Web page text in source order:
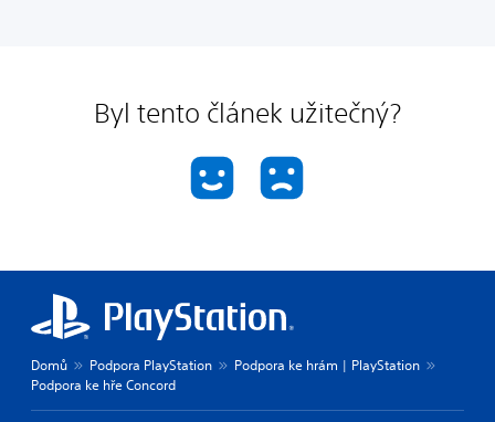
Byl tento článek užitečný?
Domů Podpora PlayStation
Podpora ke hrám | PlayStation
Podpora ke hře Concord